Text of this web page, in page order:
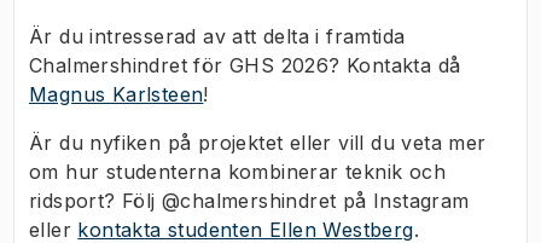
Är du intresserad av att delta i framtida
Chalmershindret för GHS 2026? Kontakta då
Magnus Karlsteen!
Är du nyfiken på projektet eller vill du veta mer
om hur studenterna kombinerar teknik och
ridsport? Följ @chalmershindret på Instagram
eller kontakta studenten Ellen Westberg.